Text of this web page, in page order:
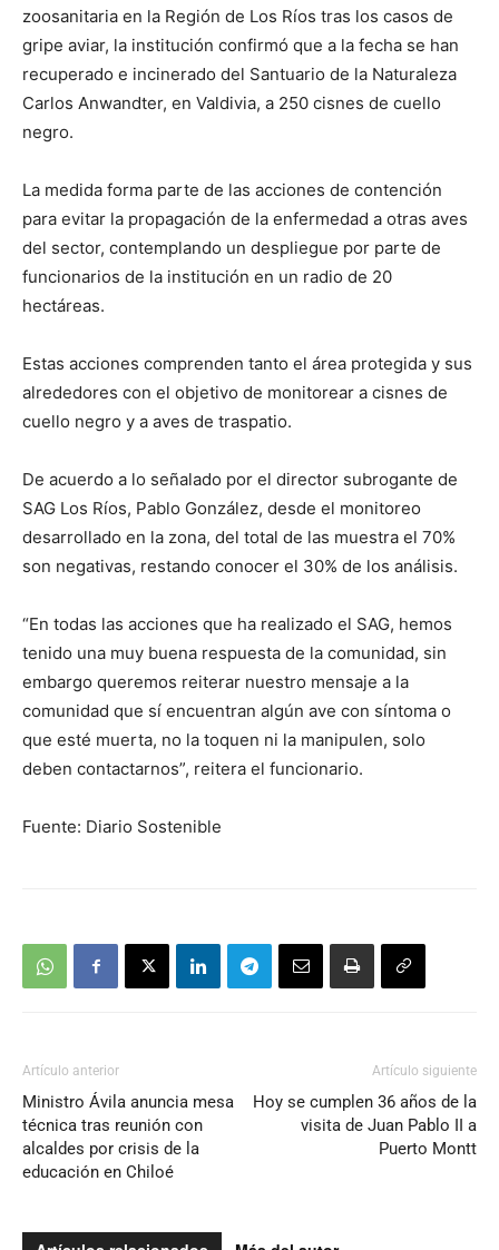
zoosanitaria en la Región de Los Ríos tras los casos de
gripe aviar, la institución confirmó que a la fecha se han
recuperado e incinerado del Santuario de la Naturaleza
Carlos Anwandter, en Valdivia, a 250 cisnes de cuello
negro.
La medida forma parte de las acciones de contención
para evitar la propagación de la enfermedad a otras aves
del sector, contemplando un despliegue por parte de
funcionarios de la institución en un radio de 20
hectáreas.
Estas acciones comprenden tanto el área protegida y sus
alrededores con el objetivo de monitorear a cisnes de
cuello negro y a aves de traspatio.
De acuerdo a lo señalado por el director subrogante de
SAG Los Ríos, Pablo González, desde el monitoreo
desarrollado en la zona, del total de las muestra el 70%
son negativas, restando conocer el 30% de los análisis.
“En todas las acciones que ha realizado el SAG, hemos
tenido una muy buena respuesta de la comunidad, sin
embargo queremos reiterar nuestro mensaje a la
comunidad que sí encuentran algún ave con síntoma o
que esté muerta, no la toquen ni la manipulen, solo
deben contactarnos”, reitera el funcionario.
Fuente: Diario Sostenible
Artículo anterior
Ministro Ávila anuncia mesa
técnica tras reunión con
alcaldes por crisis de la
educación en Chiloé
Artículo siguiente
Hoy se cumplen 36 años de la
visita de Juan Pablo II a
Puerto Montt